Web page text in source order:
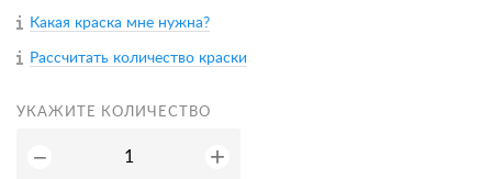
Какая краска мне нужна?
Рассчитать количество краски
УКАЖИТЕ КОЛИЧЕСТВО
− +